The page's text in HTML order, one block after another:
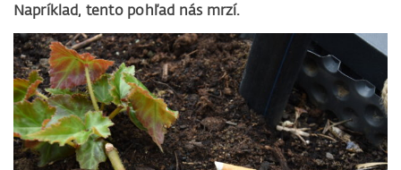
Napríklad, tento pohľad nás mrzí.